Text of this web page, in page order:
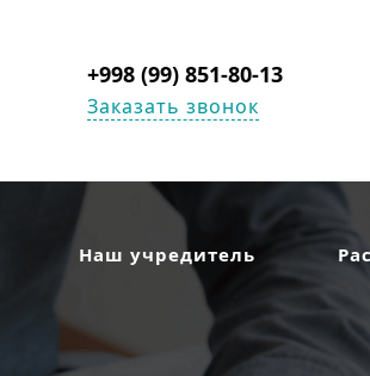
+998 (99) 851-80-13
Заказать звонок
Наш учредитель